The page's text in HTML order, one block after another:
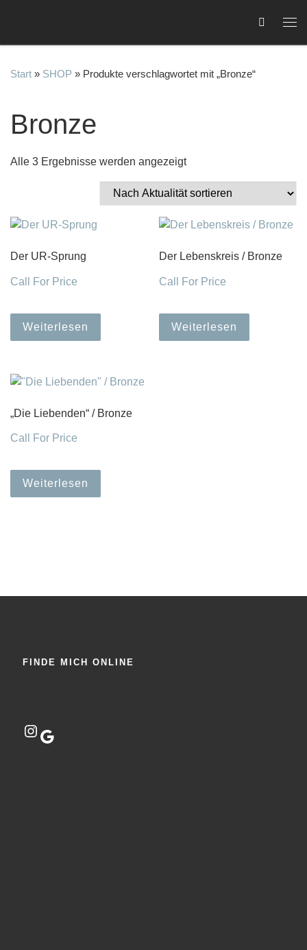
Start » SHOP » Produkte verschlagwortet mit „Bronze“
Bronze
Alle 3 Ergebnisse werden angezeigtNach Aktualität sortiert
Der UR-Sprung
Call For Price
Weiterlesen
Der Lebenskreis / Bronze
Call For Price
Weiterlesen
„Die Liebenden“ / Bronze
Call For Price
Weiterlesen
FINDE MICH ONLINE
Instagram
Google